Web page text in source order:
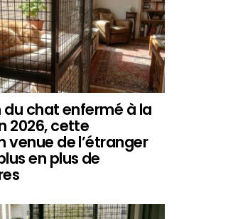
du chat enfermé à la
2026, cette
venue de l’étranger
en plus de